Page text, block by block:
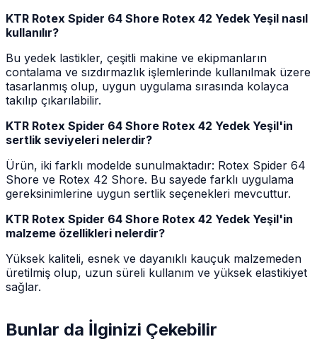
KTR Rotex Spider 64 Shore Rotex 42 Yedek Yeşil nasıl
kullanılır?
Bu yedek lastikler, çeşitli makine ve ekipmanların
contalama ve sızdırmazlık işlemlerinde kullanılmak üzere
tasarlanmış olup, uygun uygulama sırasında kolayca
takılıp çıkarılabilir.
KTR Rotex Spider 64 Shore Rotex 42 Yedek Yeşil'in
sertlik seviyeleri nelerdir?
Ürün, iki farklı modelde sunulmaktadır: Rotex Spider 64
Shore ve Rotex 42 Shore. Bu sayede farklı uygulama
gereksinimlerine uygun sertlik seçenekleri mevcuttur.
KTR Rotex Spider 64 Shore Rotex 42 Yedek Yeşil'in
malzeme özellikleri nelerdir?
Yüksek kaliteli, esnek ve dayanıklı kauçuk malzemeden
üretilmiş olup, uzun süreli kullanım ve yüksek elastikiyet
sağlar.
Bunlar da İlginizi Çekebilir